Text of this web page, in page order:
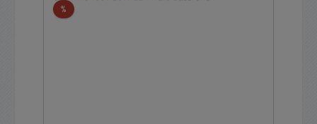
%Rabatt